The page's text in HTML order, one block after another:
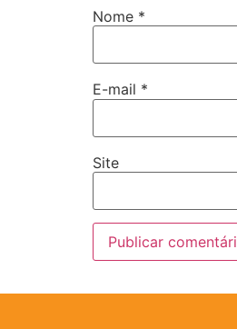
Nome *
E-mail *
Site